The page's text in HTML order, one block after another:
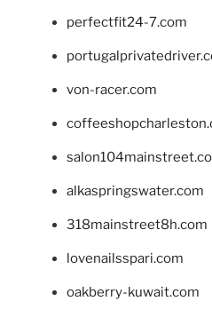
perfectfit24-7.com
von-racer.com
alkaspringswater.com
318mainstreet8h.com
lovenailsspari.com
oakberry-kuwait.com